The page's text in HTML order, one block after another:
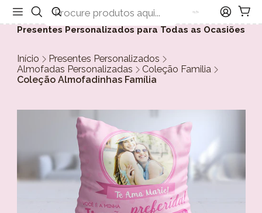
Presentes Personalizados para Todas as Ocasiões
Início
Presentes Personalizados
Almofadas Personalizadas
Coleção Familia
Coleção Almofadinhas Família